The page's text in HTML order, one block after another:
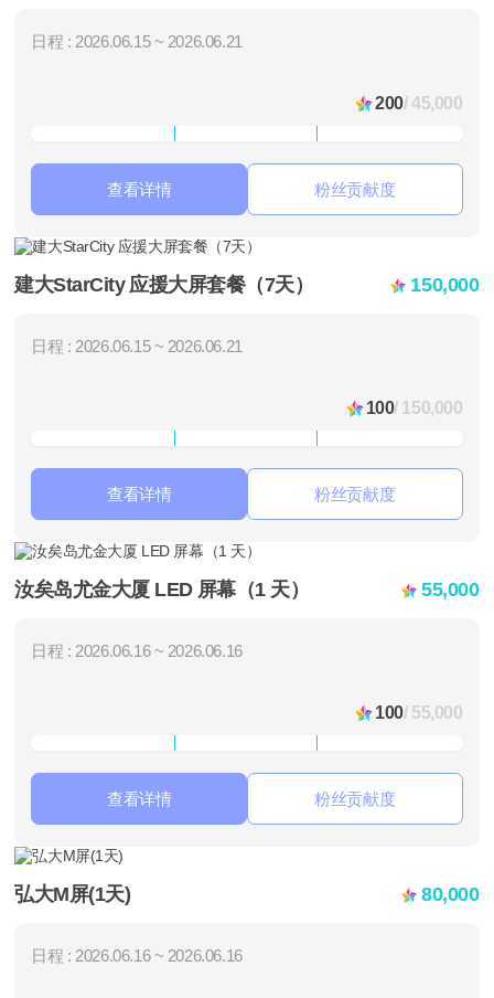
日程 : 2026.06.15 ~ 2026.06.21
200/ 45,000
查看详情 粉丝贡献度
建大StarCity 应援大屏套餐（7天） 150,000
日程 : 2026.06.15 ~ 2026.06.21
100/ 150,000
查看详情 粉丝贡献度
汝矣岛尤金大厦 LED 屏幕（1 天） 55,000
日程 : 2026.06.16 ~ 2026.06.16
100/ 55,000
查看详情 粉丝贡献度
弘大M屏(1天) 80,000
日程 : 2026.06.16 ~ 2026.06.16